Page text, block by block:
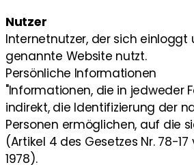
Nutzer
Internetnutzer, der sich einloggt
genannte Website nutzt.
Persönliche Informationen
"Informationen, die in jedweder
indirekt, die Identifizierung der
Personen ermöglichen, auf die
(Artikel 4 des Gesetzes Nr. 78-
1978).